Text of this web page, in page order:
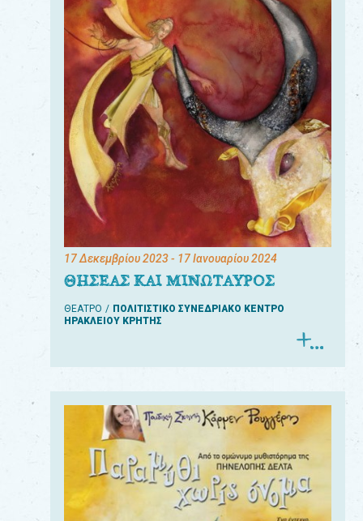
17 Δεκεμβρίου 2023- 17 Ιανουαρίου 2024
ΘΗΣΕΑΣ ΚΑΙ ΜΙΝΩΤΑΥΡΟΣ
ΘΕΑΤΡΟ
ΠΟΛΙΤΙΣΤΙΚΟ ΣΥΝΕΔΡΙΑΚΟ ΚΕΝΤΡΟ
ΗΡΑΚΛΕΙΟΥ ΚΡΗΤΗΣ